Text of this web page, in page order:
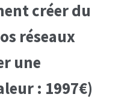
créer du
réseaux
une
: 1997€)